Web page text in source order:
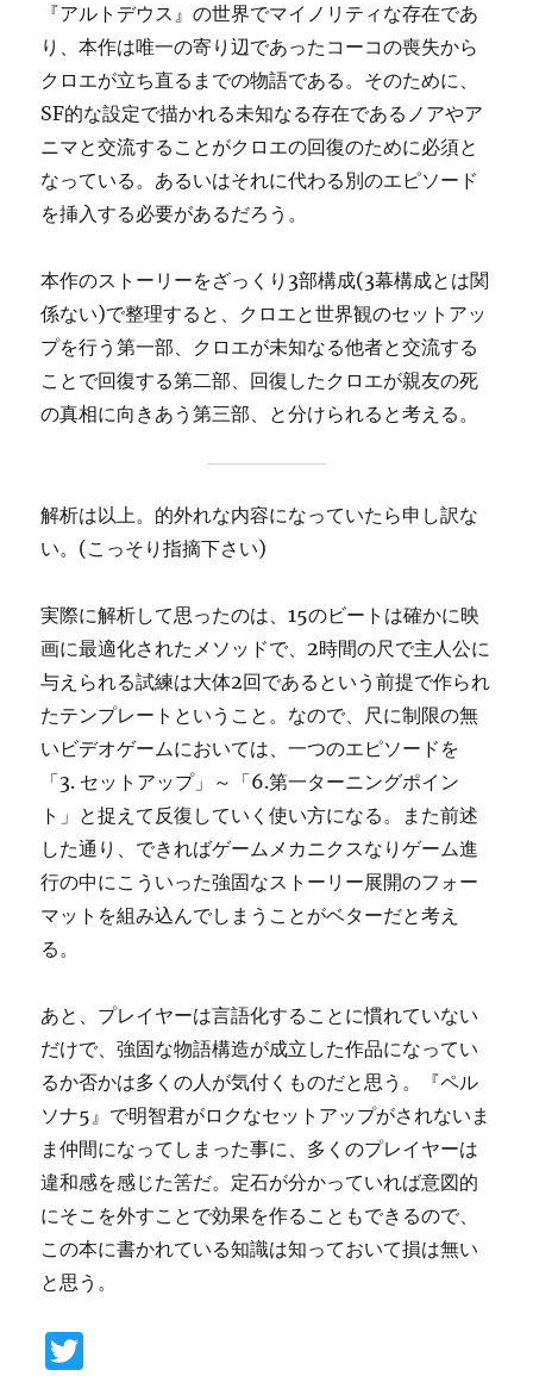
『アルトデウス』の世界でマイノリティな存在であ
り、本作は唯一の寄り辺であったコーコの喪失から
クロエが立ち直るまでの物語である。そのために、
SF的な設定で描かれる未知なる存在であるノアやア
ニマと交流することがクロエの回復のために必須と
なっている。あるいはそれに代わる別のエピソード
を挿入する必要があるだろう。
本作のストーリーをざっくり3部構成(3幕構成とは関
係ない)で整理すると、クロエと世界観のセットアッ
プを行う第一部、クロエが未知なる他者と交流する
ことで回復する第二部、回復したクロエが親友の死
の真相に向きあう第三部、と分けられると考える。
解析は以上。的外れな内容になっていたら申し訳な
い。(こっそり指摘下さい)
実際に解析して思ったのは、15のビートは確かに映
画に最適化されたメソッドで、2時間の尺で主人公に
与えられる試練は大体2回であるという前提で作られ
たテンプレートということ。なので、尺に制限の無
いビデオゲームにおいては、一つのエピソードを
「3. セットアップ」～「6.第一ターニングポイン
ト」と捉えて反復していく使い方になる。また前述
した通り、できればゲームメカニクスなりゲーム進
行の中にこういった強固なストーリー展開のフォー
マットを組み込んでしまうことがベターだと考え
る。
あと、プレイヤーは言語化することに慣れていない
だけで、強固な物語構造が成立した作品になってい
るか否かは多くの人が気付くものだと思う。『ペル
ソナ5』で明智君がロクなセットアップがされないま
ま仲間になってしまった事に、多くのプレイヤーは
違和感を感じた筈だ。定石が分かっていれば意図的
にそこを外すことで効果を作ることもできるので、
この本に書かれている知識は知っておいて損は無い
と思う。